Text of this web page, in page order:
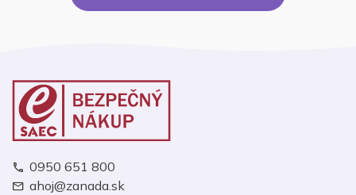
0950 651 800
ahoj@zanada.sk